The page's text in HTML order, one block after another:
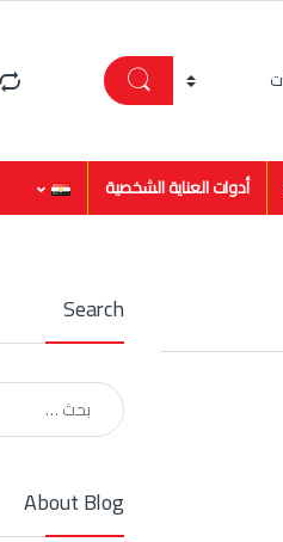
أدوات العناية الشخصية
Search
البحث عن:
About Blog